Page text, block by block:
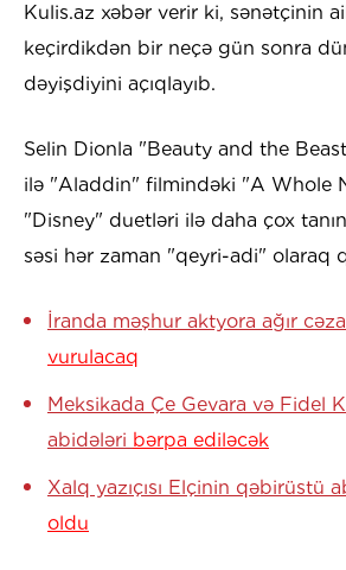
Kulis.az xəbər verir ki, sənətçinin
keçirdikdən bir neçə gün sonra
dəyişdiyini açıqlayıb.
Selin Dionla "Beauty and the
ilə "Aladdin" filmindəki "A Whole
"Disney" duetləri ilə daha çox
səsi hər zaman "qeyri-adi" olaraq
İranda məşhur aktyora ağır cəza
vurulacaq
Meksikada Çe Gevara və Fidel
abidələri bərpa ediləcək
Xalq yazıçısı Elçinin qəbirüstü
oldu